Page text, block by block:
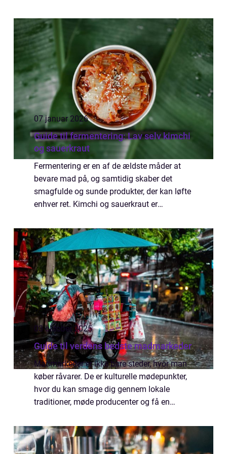
07 januar 2026
Guide til fermentering: Lav selv kimchi
og sauerkraut
Fermentering er en af de ældste måder at
bevare mad på, og samtidig skaber det
smagfulde og sunde produkter, der kan løfte
enhver ret. Kimchi og sauerkraut er
dybde til...
03 oktober 2025
Guide til verdens bedste madmarkeder
Madmarkeder er ikke bare steder, hvor man
køber råvarer. De er kulturelle mødepunkter,
hvor du kan smage dig gennem lokale
traditioner, møde producenter og få en
krydd...